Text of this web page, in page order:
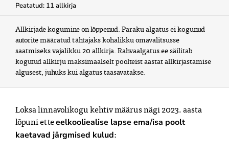
Peatatud: 11 allkirja
Allkirjade kogumine on lõppenud. Paraku algatus ei kogunud
autorite määratud tähtajaks kohalikku omavalitsusse
saatmiseks vajalikku 20 allkirja. Rahvaalgatus.ee säilitab
kogutud allkirju maksimaalselt poolteist aastat allkirjastamise
algusest, juhuks kui algatus taasavatakse.
Loksa linnavolikogu kehtiv määrus nägi 2023. aasta
lõpuni ette eelkooliealise lapse ema/isa poolt
kaetavad järgmised kulud: